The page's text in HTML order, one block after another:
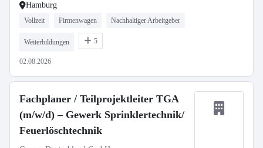
Hamburg
Vollzeit Firmenwagen Nachhaltiger Arbeitgeber
Weiterbildungen 5
02.08.2026
Fachplaner / Teilprojektleiter TGA
(m/w/d) – Gewerk Sprinklertechnik/
Feuerlöschtechnik